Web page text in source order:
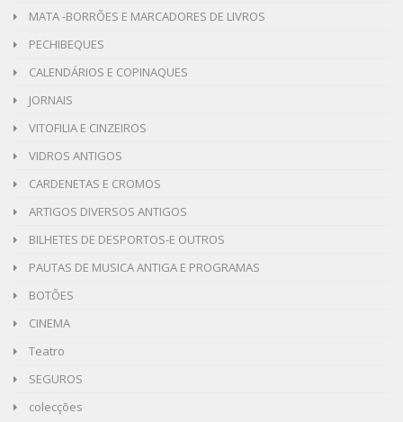
MATA -BORRÕES E MARCADORES DE LIVROS
PECHIBEQUES
CALENDÁRIOS E COPINAQUES
JORNAIS
VITOFILIA E CINZEIROS
VIDROS ANTIGOS
CARDENETAS E CROMOS
ARTIGOS DIVERSOS ANTIGOS
BILHETES DE DESPORTOS-E OUTROS
PAUTAS DE MUSICA ANTIGA E PROGRAMAS
BOTÕES
CINEMA
Teatro
SEGUROS
colecções